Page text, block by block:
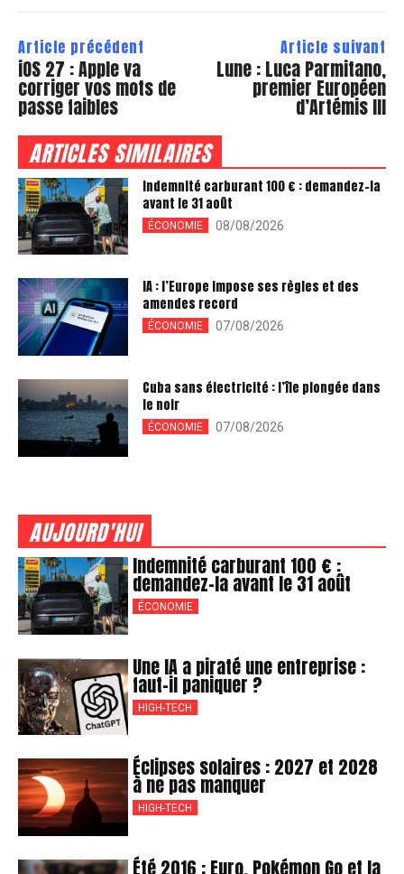
Article précédent
iOS 27 : Apple va
corriger vos mots de
passe faibles
Article suivant
Lune : Luca Parmitano,
premier Européen
d’Artémis III
ARTICLES SIMILAIRES
Indemnité carburant 100 € : demandez-la
avant le 31 août
ÉCONOMIE 08/08/2026
IA : l’Europe impose ses règles et des
amendes record
ÉCONOMIE 07/08/2026
Cuba sans électricité : l’île plongée dans
le noir
ÉCONOMIE 07/08/2026
AUJOURD'HUI
Indemnité carburant 100 € :
demandez-la avant le 31 août
ÉCONOMIE
Une IA a piraté une entreprise :
faut-il paniquer ?
HIGH-TECH
Éclipses solaires : 2027 et 2028
à ne pas manquer
HIGH-TECH
Été 2016 : Euro, Pokémon Go et la